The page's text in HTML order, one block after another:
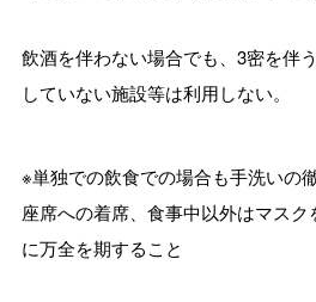
飲酒を伴わない場合でも、3密を伴
していない施設等は利用しない。
※単独での飲食での場合も手洗いの
座席への着席、食事中以外はマス
に万全を期すること